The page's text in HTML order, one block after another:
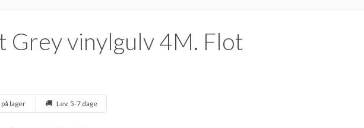
Grey vinylgulv 4M. Flot
lager Lev. 5-7 dage